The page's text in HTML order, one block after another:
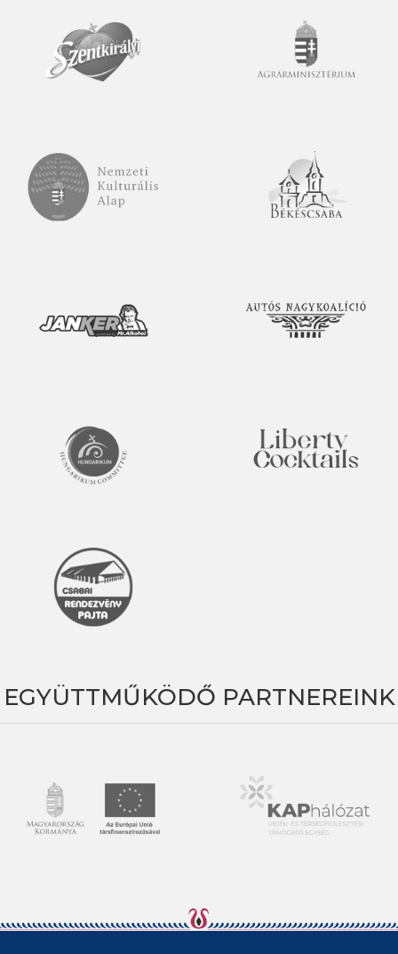
EGYÜTTMŰKÖDŐ PARTNEREINK